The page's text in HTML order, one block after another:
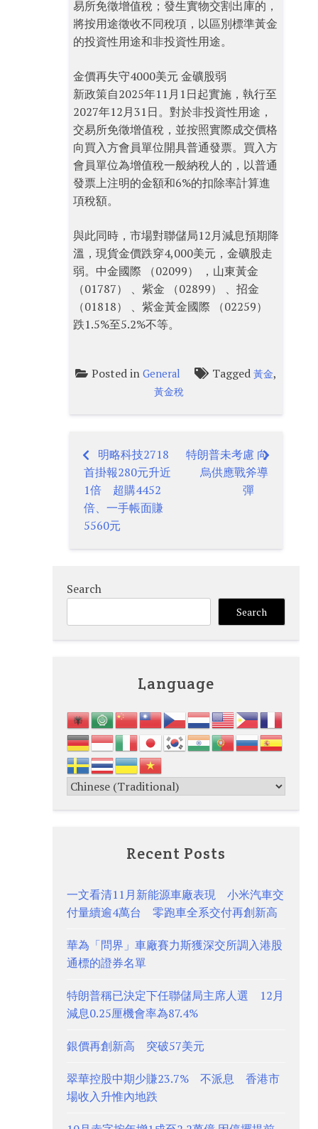
易所免徵增值稅；發生實物交割出庫的，
將按用途徵收不同稅項，以區別標準黃金
的投資性用途和非投資性用途。
金價再失守4000美元 金礦股弱
新政策自2025年11月1日起實施，執行至
2027年12月31日。對於非投資性用途，
交易所免徵增值稅，並按照實際成交價格
向買入方會員單位開具普通發票。買入方
會員單位為增值稅一般納稅人的，以普通
發票上注明的金額和6%的扣除率計算進
項稅額。
與此同時，市場對聯儲局12月減息預期降
溫，現貨金價跌穿4,000美元，金礦股走
弱。中金國際 （02099） ，山東黃金
（01787） 、紫金 （02899） 、招金
（01818） 、紫金黃金國際 （02259）
跌1.5%至5.2%不等。
Posted inGeneral Tagged黃金,
黃金稅
Post
navigation
明略科技2718
首掛報280元升近
1倍 超購4452
倍、一手帳面賺
5560元
特朗普未考慮 向
烏供應戰斧導
彈
Search
Search
Language
Recent Posts
一文看清11月新能源車廠表現 小米汽車交
付量續逾4萬台 零跑車全系交付再創新高
華為「問界」車廠賽力斯獲深交所調入港股
通標的證券名單
特朗普稱已決定下任聯儲局主席人選 12月
減息0.25厘機會率為87.4%
銀價再創新高 突破57美元
翠華控股中期少賺23.7% 不派息 香港市
場收入升惟內地跌